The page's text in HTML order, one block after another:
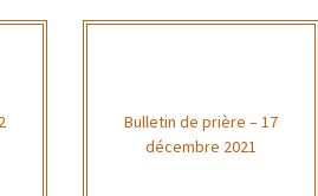
Bulletin de prière – 17
décembre 2021